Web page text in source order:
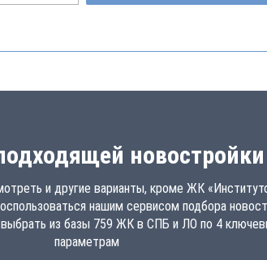
новостройки
и другие варианты, кроме ЖК
нашим сервисом подбора
выбрать из базы 759 ЖК в СПБ и ЛО по 4
параметрам